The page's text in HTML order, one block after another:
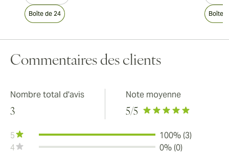
Boîte de 24 Boîte
Commentaires des clients
Nombre total d'avis
3
Note moyenne
5/5
5
100% (3)
4
0% (0)